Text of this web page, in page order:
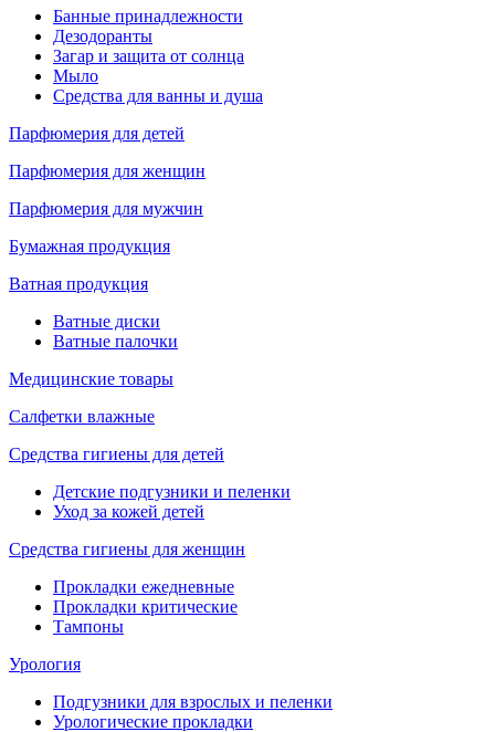
Банные принадлежности
Дезодоранты
Загар и защита от солнца
Мыло
Средства для ванны и душа
Парфюмерия для детей
Парфюмерия для женщин
Парфюмерия для мужчин
Бумажная продукция
Ватная продукция
Ватные диски
Ватные палочки
Медицинские товары
Салфетки влажные
Средства гигиены для детей
Детские подгузники и пеленки
Уход за кожей детей
Средства гигиены для женщин
Прокладки ежедневные
Прокладки критические
Тампоны
Урология
Подгузники для взрослых и пеленки
Урологические прокладки